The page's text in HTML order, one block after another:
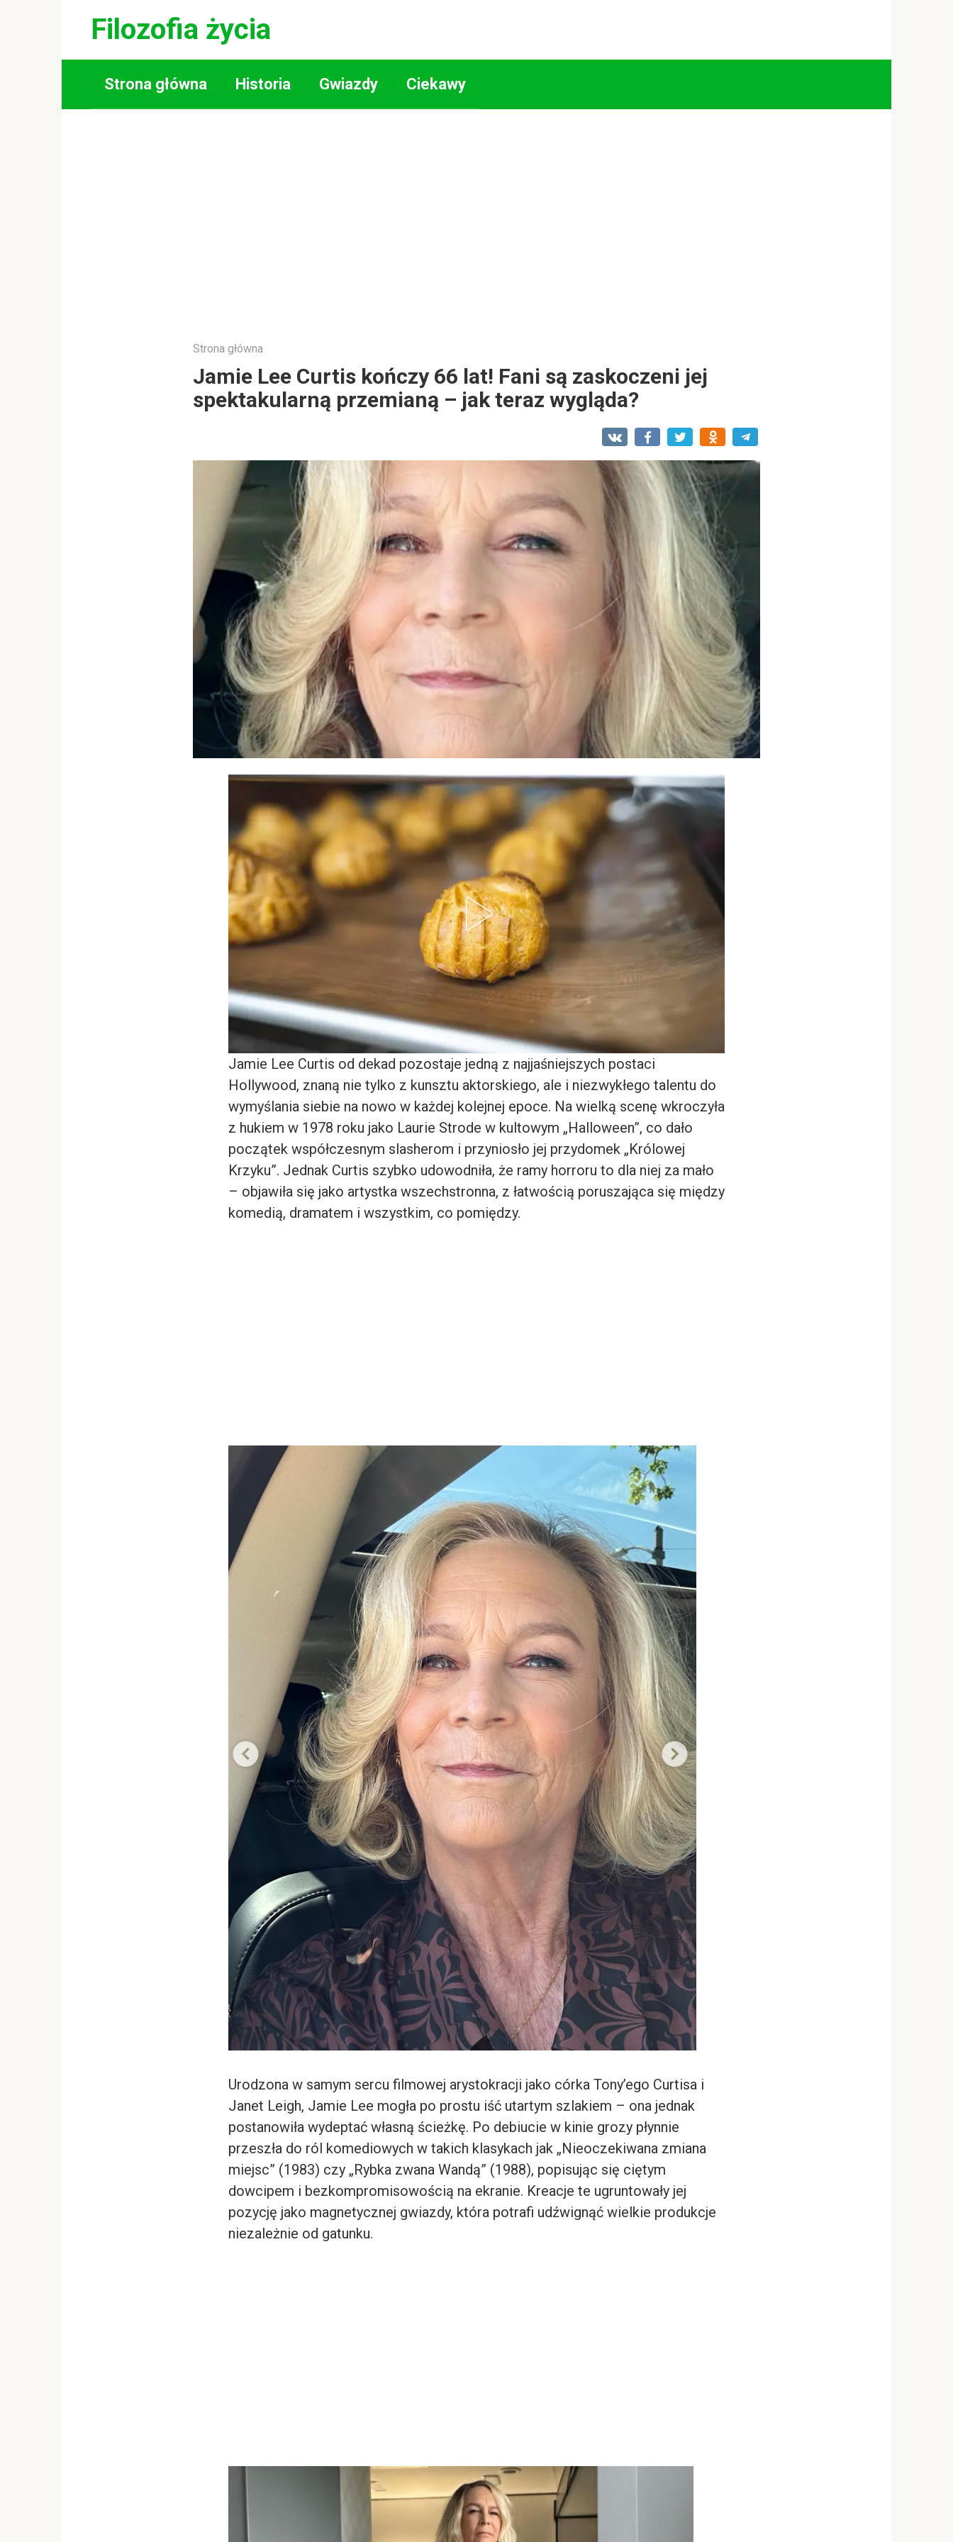
Filozofia życia
Strona główna Historia Gwiazdy Ciekawy
Strona główna
Jamie Lee Curtis kończy 66 lat! Fani są zaskoczeni jej
spektakularną przemianą – jak teraz wygląda?
Jamie Lee Curtis od dekad pozostaje jedną z najjaśniejszych postaci
Hollywood, znaną nie tylko z kunsztu aktorskiego, ale i niezwykłego talentu do
wymyślania siebie na nowo w każdej kolejnej epoce. Na wielką scenę wkroczyła
z hukiem w 1978 roku jako Laurie Strode w kultowym „Halloween”, co dało
początek współczesnym slasherom i przyniosło jej przydomek „Królowej
Krzyku”. Jednak Curtis szybko udowodniła, że ramy horroru to dla niej za mało
– objawiła się jako artystka wszechstronna, z łatwością poruszająca się między
komedią, dramatem i wszystkim, co pomiędzy.
Urodzona w samym sercu filmowej arystokracji jako córka Tony’ego Curtisa i
Janet Leigh, Jamie Lee mogła po prostu iść utartym szlakiem – ona jednak
postanowiła wydeptać własną ścieżkę. Po debiucie w kinie grozy płynnie
przeszła do ról komediowych w takich klasykach jak „Nieoczekiwana zmiana
miejsc” (1983) czy „Rybka zwana Wandą” (1988), popisując się ciętym
dowcipem i bezkompromisowością na ekranie. Kreacje te ugruntowały jej
pozycję jako magnetycznej gwiazdy, która potrafi udźwignąć wielkie produkcje
niezależnie od gatunku.